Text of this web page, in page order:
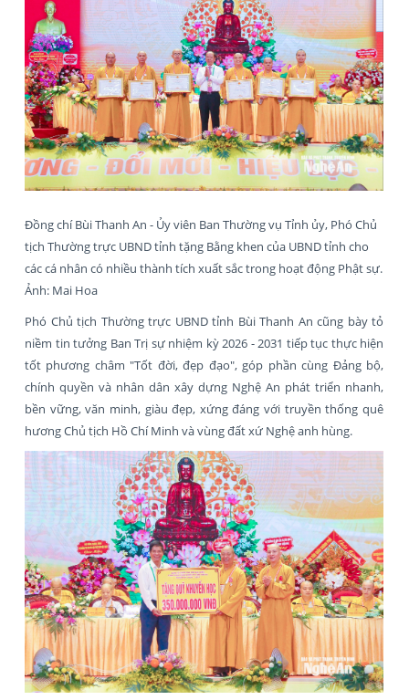
Đồng chí Bùi Thanh An - Ủy viên Ban Thường vụ Tỉnh ủy, Phó Chủ
tịch Thường trực UBND tỉnh tặng Bằng khen của UBND tỉnh cho
các cá nhân có nhiều thành tích xuất sắc trong hoạt động Phật sự.
Ảnh: Mai Hoa
Phó Chủ tịch Thường trực UBND tỉnh Bùi Thanh An cũng bày tỏ
niềm tin tưởng Ban Trị sự nhiệm kỳ 2026 - 2031 tiếp tục thực hiện
tốt phương châm "Tốt đời, đẹp đạo", góp phần cùng Đảng bộ,
chính quyền và nhân dân xây dựng Nghệ An phát triển nhanh,
bền vững, văn minh, giàu đẹp, xứng đáng với truyền thống quê
hương Chủ tịch Hồ Chí Minh và vùng đất xứ Nghệ anh hùng.